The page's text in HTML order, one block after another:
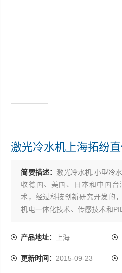
激光冷水机上海拓纷
简要描述： 激光冷水机.小型冷
收德国、美国、日本和中国
术，经过科技创新研究开发的
机电一体化技术、传感技术和
拓纷直供
产品地址： 上海
更新时间： 2015-09-23